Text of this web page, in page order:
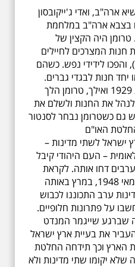
ארה"ב, ואדי ג'ייקובסון
בצבא ארה"ב במלחמת
היה הקצין של
חנות המצרכים לחיילים
לידידי נפש. כשהם
חנות לבגדי גברים.
כשהיה מיתון בארה"ב משנת 1929 ואילך, טרומן הלך
לנהל את החנות ולשלם את
גם כשטרומן נבחר לסנטור
האו"ם
את ארץ ישראל לשתי מדינות –
– העם היהודי קיבל
דחו אותה. לקראת
סיום המנדט הבריטי בארץ במאי 1948, במרץ באותה
ערב התכוננו לכבוש
על פתרונות חלופיים.
שברגע שייגמר המנדט
את בעיית ארץ ישראל
הארץ וכך תידחה החלטת
יקומו שתי מדינות ולא